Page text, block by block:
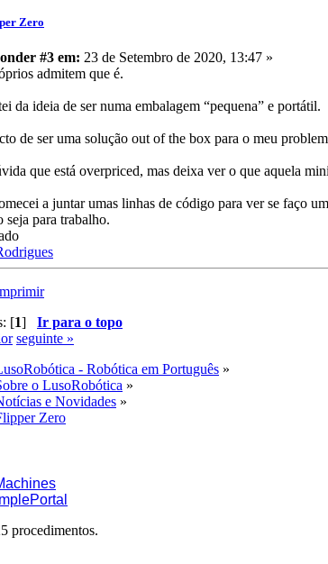
Zero
#3 em: 23 de Setembro de 2020, 13:47 »
admitem que é.
da ideia de ser numa embalagem “pequena” e portátil.
de ser uma solução out of the box para o meu
que está overpriced, mas deixa ver o que aquela
a juntar umas linhas de código para ver se faço
seja para trabalho.
[1] Ir para o topo
seguinte »
- Robótica em Português »
o LusoRobótica »
e Novidades »
Zero
procedimentos.